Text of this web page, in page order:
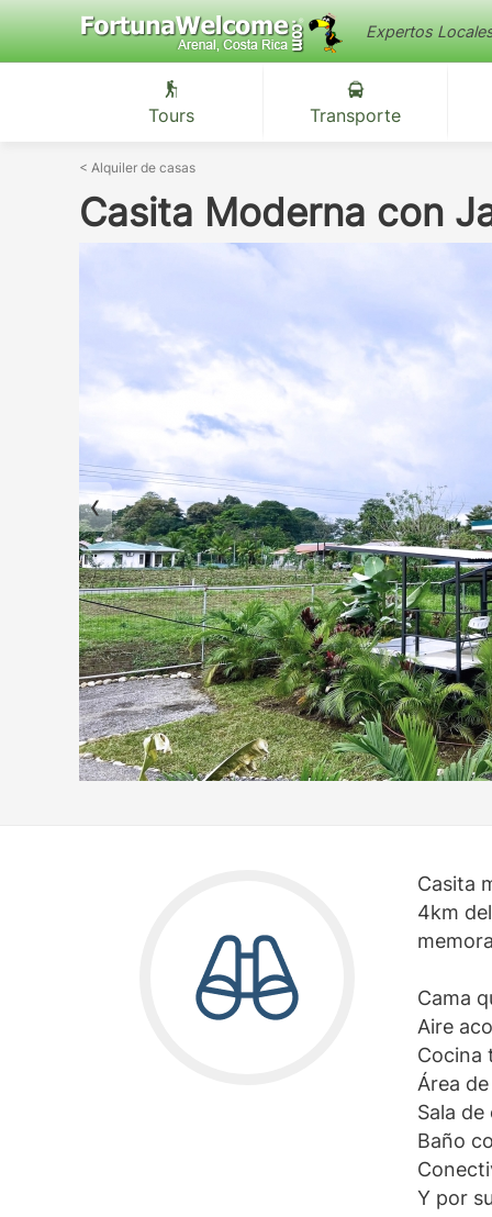
Expertos
Tours Transporte
< Alquiler de casas
Casita Moderna con
Casita
4km
Cama
Aire
Cocina
Área
Sala
Baño
Y por